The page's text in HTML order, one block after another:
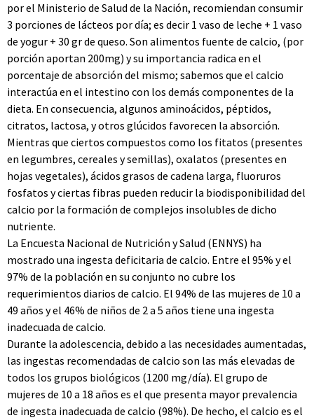
por el Ministerio de Salud de la Nación, recomiendan consumir
3 porciones de lácteos por día; es decir 1 vaso de leche + 1 vaso
de yogur + 30 gr de queso. Son alimentos fuente de calcio, (por
porción aportan 200mg) y su importancia radica en el
porcentaje de absorción del mismo; sabemos que el calcio
interactúa en el intestino con los demás componentes de la
dieta. En consecuencia, algunos aminoácidos, péptidos,
citratos, lactosa, y otros glúcidos favorecen la absorción.
Mientras que ciertos compuestos como los fitatos (presentes
en legumbres, cereales y semillas), oxalatos (presentes en
hojas vegetales), ácidos grasos de cadena larga, fluoruros
fosfatos y ciertas fibras pueden reducir la biodisponibilidad del
calcio por la formación de complejos insolubles de dicho
nutriente.
La Encuesta Nacional de Nutrición y Salud (ENNYS) ha
mostrado una ingesta deficitaria de calcio. Entre el 95% y el
97% de la población en su conjunto no cubre los
requerimientos diarios de calcio. El 94% de las mujeres de 10 a
49 años y el 46% de niños de 2 a 5 años tiene una ingesta
inadecuada de calcio.
Durante la adolescencia, debido a las necesidades aumentadas,
las ingestas recomendadas de calcio son las más elevadas de
todos los grupos biológicos (1200 mg/día). El grupo de
mujeres de 10 a 18 años es el que presenta mayor prevalencia
de ingesta inadecuada de calcio (98%). De hecho, el calcio es el